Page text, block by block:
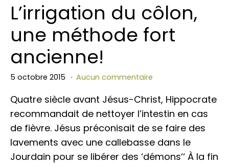
L’irrigation du côlon,
une méthode fort
ancienne!
5 octobre 2015 Aucun commentaire
Quatre siècle avant Jésus-Christ, Hippocrate
recommandait de nettoyer l’intestin en cas
de fièvre. Jésus préconisait de se faire des
lavements avec une callebasse dans le
Jourdain pour se libérer des ‘démons‘‘ À la fin